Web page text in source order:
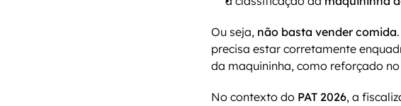
Ou seja, não basta vender comida
precisa estar corretamente
da maquininha, como reforçado
No contexto do PAT 2026, a